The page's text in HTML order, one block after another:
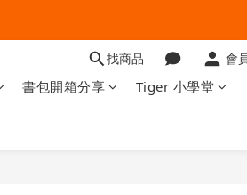
找商品 會
書包開箱分享 Tiger 小學堂